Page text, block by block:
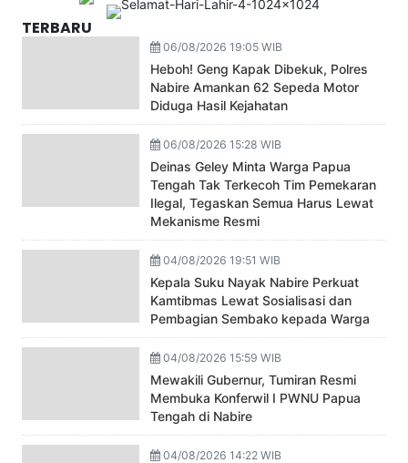
TERBARU
06/08/2026 19:05 WIB
Heboh! Geng Kapak Dibekuk, Polres
Nabire Amankan 62 Sepeda Motor
Diduga Hasil Kejahatan
06/08/2026 15:28 WIB
Deinas Geley Minta Warga Papua
Tengah Tak Terkecoh Tim Pemekaran
Ilegal, Tegaskan Semua Harus Lewat
Mekanisme Resmi
04/08/2026 19:51 WIB
Kepala Suku Nayak Nabire Perkuat
Kamtibmas Lewat Sosialisasi dan
Pembagian Sembako kepada Warga
04/08/2026 15:59 WIB
Mewakili Gubernur, Tumiran Resmi
Membuka Konferwil I PWNU Papua
Tengah di Nabire
04/08/2026 14:22 WIB